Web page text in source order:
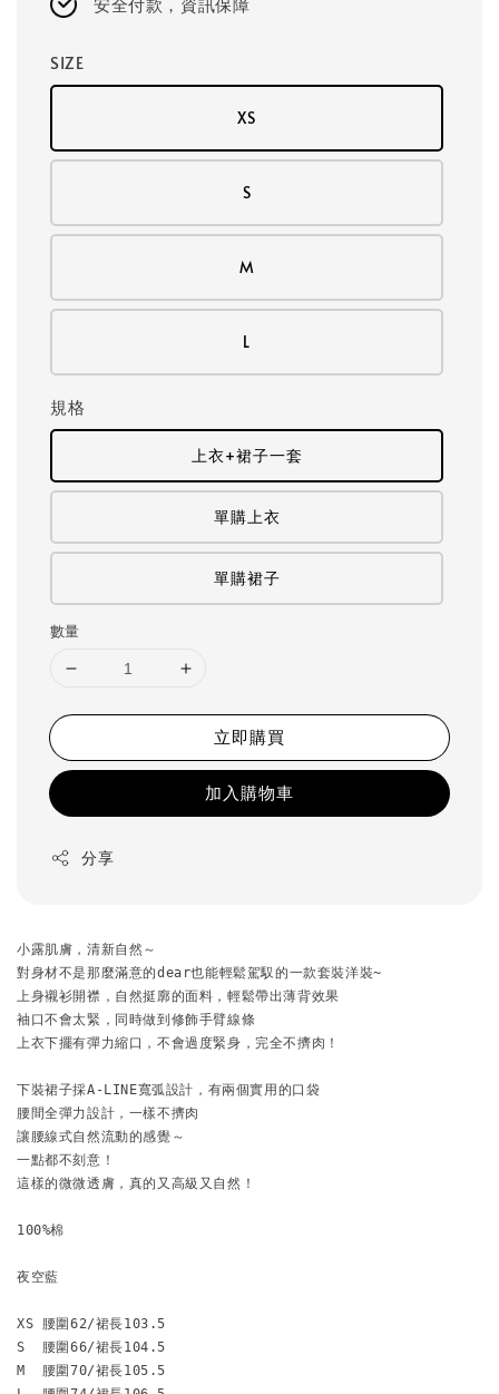
SIZE
XS
S
M
L
規格
上衣+裙子一套
單購上衣
單購裙子
數量
立即購買
加入購物車
分享
小露肌膚，清新自然～
對身材不是那麼滿意的dear也能輕鬆駕馭的一款套裝洋裝~
上身襯衫開襟，自然挺廓的面料，輕鬆帶出薄背效果
袖口不會太緊，同時做到修飾手臂線條
上衣下擺有彈力縮口，不會過度緊身，完全不擠肉！
下裝裙子採A-LINE寬弧設計，有兩個實用的口袋
腰間全彈力設計，一樣不擠肉
讓腰線式自然流動的感覺～
一點都不刻意！
這樣的微微透膚，真的又高級又自然！
100%棉
夜空藍
XS 腰圍62/裙長103.5
S  腰圍66/裙長104.5
M  腰圍70/裙長105.5